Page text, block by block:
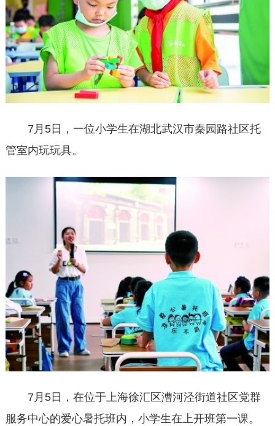
7月5日，一位小学生在湖北武汉市秦园路社区托
管室内玩玩具。
7月5日，在位于上海徐汇区漕河泾街道社区党群
服务中心的爱心暑托班内，小学生在上开班第一课。